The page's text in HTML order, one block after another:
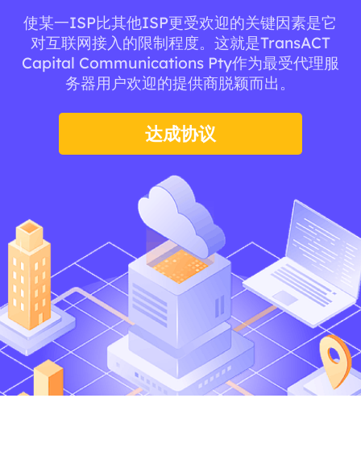
使某一ISP比其他ISP更受欢迎的关键因素是它
对互联网接入的限制程度。这就是TransACT
Capital Communications Pty作为最受代理服
务器用户欢迎的提供商脱颖而出。
达成协议